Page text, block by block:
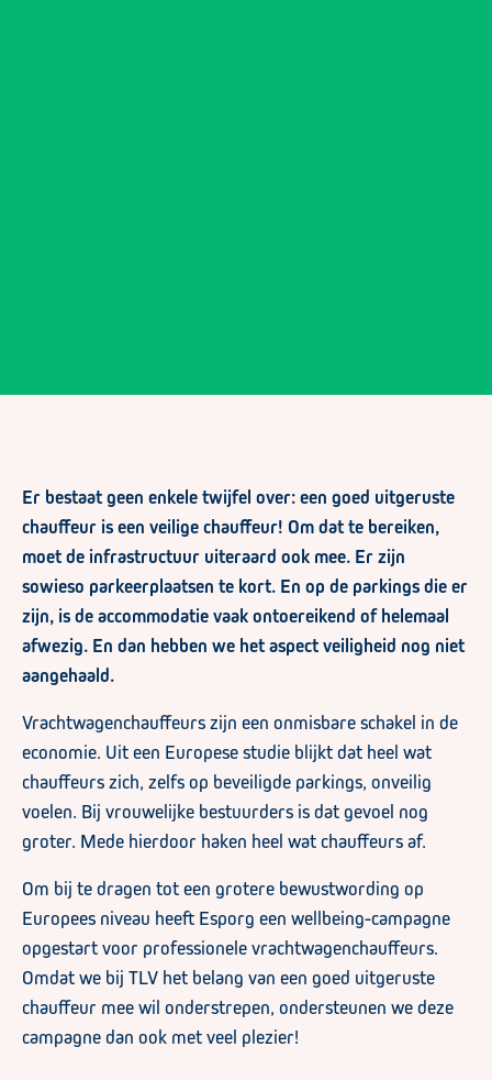
Er bestaat geen enkele twijfel over: een goed uitgeruste
chauffeur is een veilige chauffeur! Om dat te bereiken,
moet de infrastructuur uiteraard ook mee. Er zijn
sowieso parkeerplaatsen te kort. En op de parkings die er
zijn, is de accommodatie vaak ontoereikend of helemaal
afwezig. En dan hebben we het aspect veiligheid nog niet
aangehaald.
Vrachtwagenchauffeurs zijn een onmisbare schakel in de
economie. Uit een Europese studie blijkt dat heel wat
chauffeurs zich, zelfs op beveiligde parkings, onveilig
voelen. Bij vrouwelijke bestuurders is dat gevoel nog
groter. Mede hierdoor haken heel wat chauffeurs af.
Om bij te dragen tot een grotere bewustwording op
Europees niveau heeft Esporg een wellbeing-campagne
opgestart voor professionele vrachtwagenchauffeurs.
Omdat we bij TLV het belang van een goed uitgeruste
chauffeur mee wil onderstrepen, ondersteunen we deze
campagne dan ook met veel plezier!